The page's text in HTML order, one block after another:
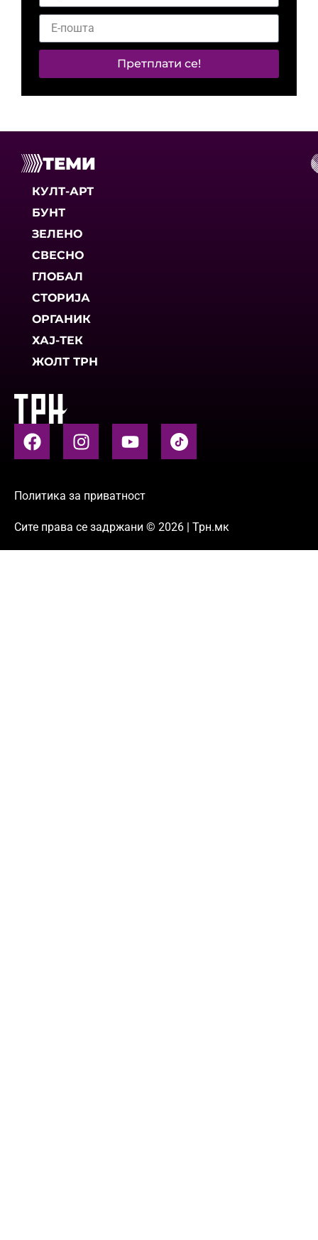
Претплати се!
ТЕМИ
КУЛТ-АРТ
БУНТ
ЗЕЛЕНО
СВЕСНО
ГЛОБАЛ
СТОРИЈА
ОРГАНИК
ХАЈ-ТЕК
ЖОЛТ ТРН
Политика за приватност
Сите права се задржани © 2026 | Трн.мк